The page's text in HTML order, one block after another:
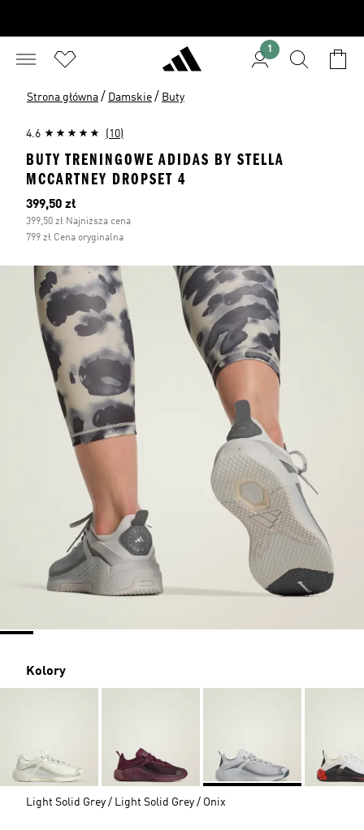
1
Strona główna / Damskie / Buty
4.6 (10)
BUTY TRENINGOWE ADIDAS BY STELLA
MCCARTNEY DROPSET 4
Bieżąca cena
399,50 zł
399,50 zł Najniższa cena
799 zł Cena oryginalna
Kolory
Light Solid Grey / Light Solid Grey / Onix